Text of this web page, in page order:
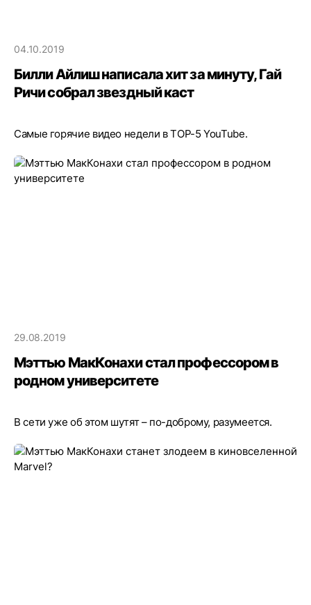
04.10.2019
Билли Айлиш написала хит за минуту, Гай
Ричи собрал звездный каст
Самые горячие видео недели в TOP-5 YouTube.
29.08.2019
Мэттью МакКонахи стал профессором в
родном университете
В сети уже об этом шутят – по-доброму, разумеется.